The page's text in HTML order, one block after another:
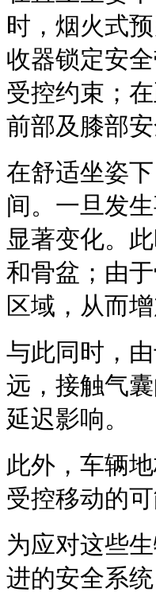
时，烟火式
收器锁定安
受控约束；
前部及膝部安
在舒适坐姿
间。一旦发
显著变化。
和骨盆；由
区域，从而
与此同时，
远，接触气
延迟影响。
此外，车辆
受控移动的
为应对这些
进的安全系